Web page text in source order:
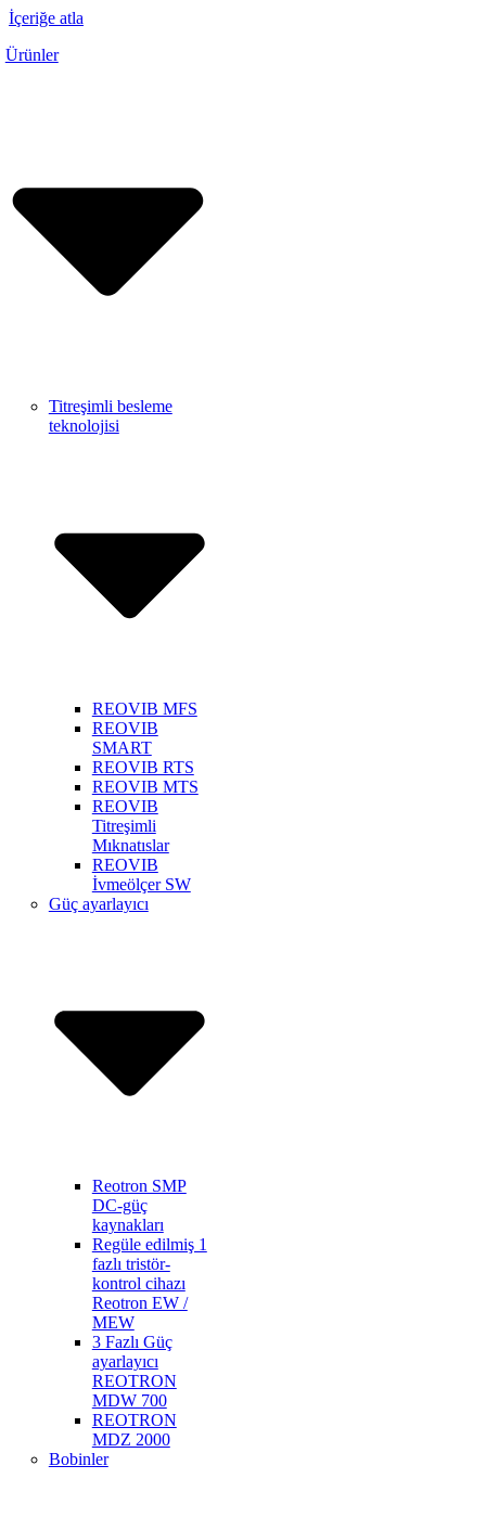
İçeriğe atla
Ürünler
Titreşimli besleme
teknolojisi
REOVIB MFS
REOVIB
SMART
REOVIB RTS
REOVIB MTS
REOVIB
Titreşimli
Mıknatıslar
REOVIB
İvmeölçer SW
Güç ayarlayıcı
Reotron SMP
DC-güç
kaynakları
Regüle edilmiş 1
fazlı tristör-
kontrol cihazı
Reotron EW /
MEW
3 Fazlı Güç
ayarlayıcı
REOTRON
MDW 700
REOTRON
MDZ 2000
Bobinler